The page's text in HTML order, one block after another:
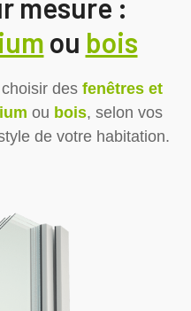
mesure :
ou bois
choisir desfenêtres et
ou bois, selon vos
de votre habitation.